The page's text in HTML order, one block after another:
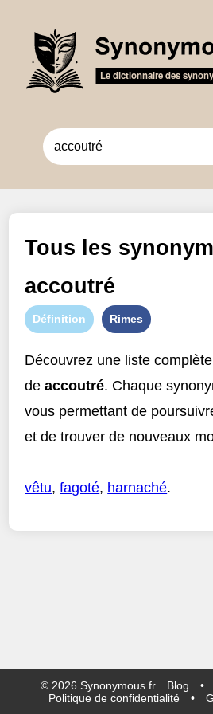
Tous les
accoutré
Définition Rimes
Découvrez une liste
deaccoutré. Chaque
vous permettant de
et de trouver de nouveaux
vêtu,fagoté, harnaché.
© 2026 Synonymous.fr Blog •
Politique de confidentialité
•